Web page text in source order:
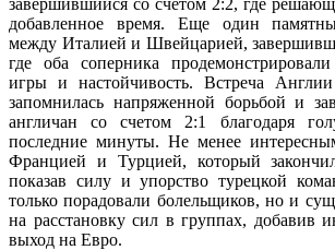
добавленное время. Еще один
между Италией и Швейцарией,
где оба соперника
игры и настойчивость. Встреча
запомнилась напряженной борьбой и
англичан со счетом 2:1 благодаря
последние минуты. Не менее
Францией и Турцией, который
показав силу и упорство турецкой
только порадовали болельщиков, но и
на расстановку сил в группах, добавив
выход на Евро.